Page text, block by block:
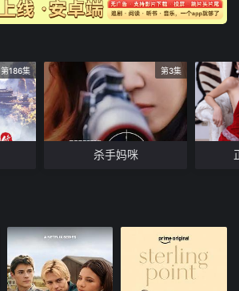
第186集 第3集
杀手妈咪